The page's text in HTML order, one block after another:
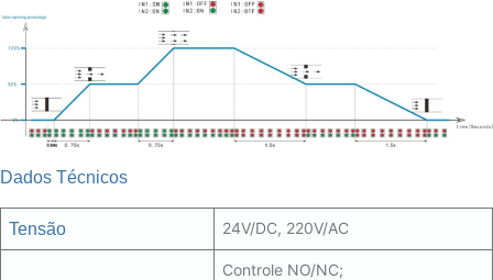
Dados Técnicos
Tensão 24V/DC, 220V/AC
Controle NO/NC;